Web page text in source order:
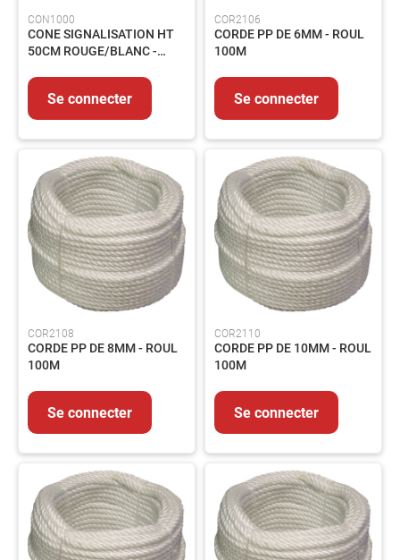
Circuit
électrique
Transmission
Filtration
et
mesures
Nos
produits
Catalogues
Saisonnier
Promotions
À
propos
Contact
CON1000
CONE SIGNALISATION HT
50CM ROUGE/BLANC -
Se connecter
COR2106
CORDE PP DE 6MM - ROUL
100M
Se connecter
COR2108
CORDE PP DE 8MM - ROUL
100M
Se connecter
COR2110
CORDE PP DE 10MM - ROUL
100M
Se connecter